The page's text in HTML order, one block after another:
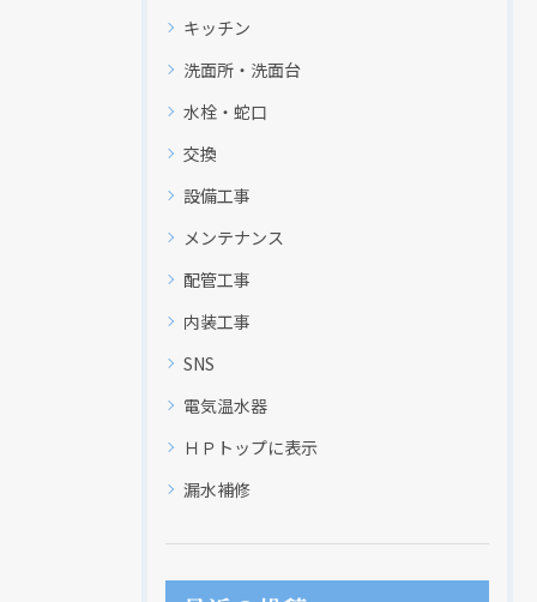
キッチン
洗面所・洗面台
水栓・蛇口
交換
設備工事
メンテナンス
配管工事
内装工事
SNS
電気温水器
ＨＰトップに表示
漏水補修
現在、新聞に入っている折込チラシです。
現在、新聞に入っている折込チラシです。